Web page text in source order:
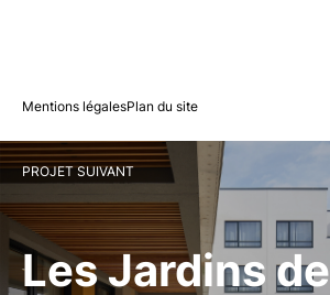
Mentions légalesPlan du site
PROJET SUIVANT
Les Jardins de